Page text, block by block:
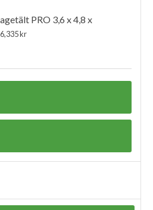
PRO 3,6 x 4,8 x
kr